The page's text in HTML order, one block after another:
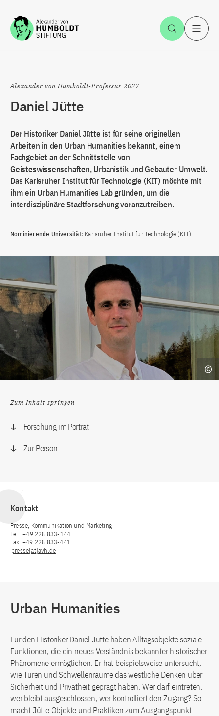
Zum Inhalt springen Suche
Alexander von Humboldt-Professur 2027
Daniel Jütte
Der Historiker Daniel Jütte ist für seine originellen
Arbeiten in den Urban Humanities bekannt, einem
Fachgebiet an der Schnittstelle von
Geisteswissenschaften, Urbanistik und Gebauter Umwelt.
Das Karlsruher Institut für Technologie (KIT) möchte mit
ihm ein Urban Humanities Lab gründen, um die
interdisziplinäre Stadtforschung voranzutreiben.
Nominierende Universität: Karlsruher Institut für Technologie (KIT)
Zum Inhalt springen
Forschung im Porträt
Zur Person
Kontakt
Presse, Kommunikation und Marketing
Tel.: +49 228 833-144
Fax: +49 228 833-441
presse[at]avh.de
Urban Humanities
Für den Historiker Daniel Jütte haben Alltagsobjekte soziale
Funktionen, die ein neues Verständnis bekannter historischer
Phänomene ermöglichen. Er hat beispielsweise untersucht,
wie Türen und Schwellenräume das westliche Denken über
Sicherheit und Privatheit geprägt haben. Wer darf eintreten,
wer bleibt ausgeschlossen, wer kontrolliert den Zugang? So
macht Jütte Objekte und Praktiken zum Ausgangspunkt